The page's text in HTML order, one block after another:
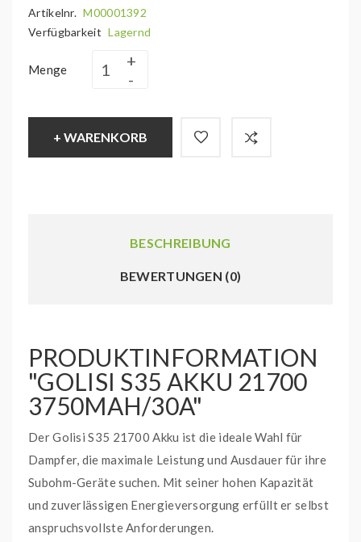
Artikelnr. M00001392
Verfügbarkeit Lagernd
Menge
+ WARENKORB
BESCHREIBUNG
BEWERTUNGEN (0)
PRODUKTINFORMATION
"GOLISI S35 AKKU 21700
3750MAH/30A"
Der Golisi S35 21700 Akku ist die ideale Wahl für
Dampfer, die maximale Leistung und Ausdauer für ihre
Subohm-Geräte suchen. Mit seiner hohen Kapazität
und zuverlässigen Energieversorgung erfüllt er selbst
anspruchsvollste Anforderungen.